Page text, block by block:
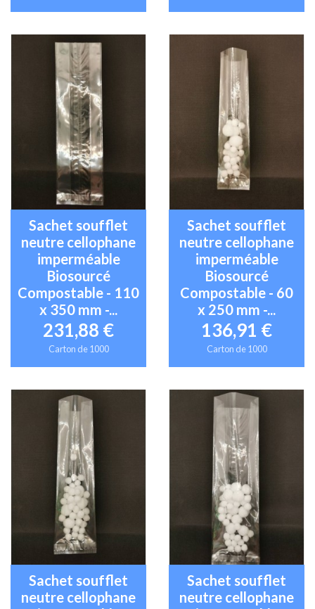
Sachet soufflet
neutre cellophane
imperméable
Biosourcé
Compostable - 110
x 350 mm -...
231,88 €
Carton de 1000
Sachet soufflet
neutre cellophane
imperméable
Biosourcé
Compostable - 60
x 250 mm -...
136,91 €
Carton de 1000
Sachet soufflet
neutre cellophane
Sachet soufflet
neutre cellophane